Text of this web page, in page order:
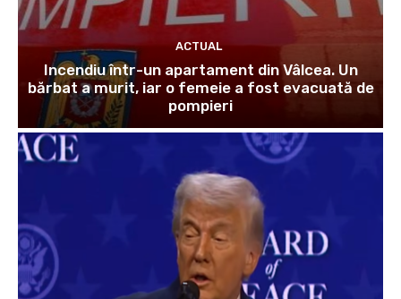
ACTUAL
Incendiu într-un apartament din Vâlcea. Un
bărbat a murit, iar o femeie a fost evacuată de
pompieri